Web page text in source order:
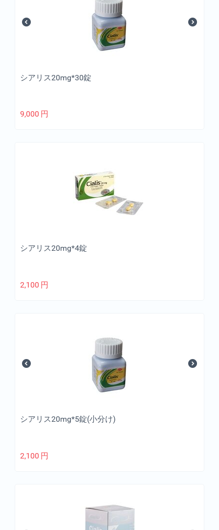
シアリス20mg*30錠
9,000 円
シアリス20mg*4錠
2,100 円
シアリス20mg*5錠(小分け)
2,100 円